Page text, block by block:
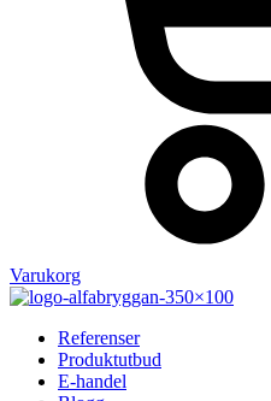
Varukorg
Referenser
Produktutbud
E-handel